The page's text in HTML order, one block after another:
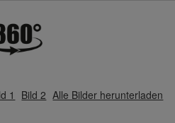
1 Bild 2 Alle Bilder herunterladen